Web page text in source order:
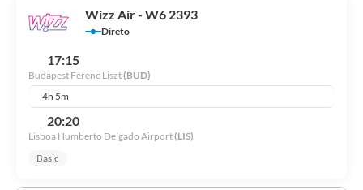
Wizz Air - W6 2393
Direto
17:15
Budapest Ferenc Liszt(BUD)
4h 5m
20:20
Lisboa Humberto Delgado Airport(LIS)
Basic